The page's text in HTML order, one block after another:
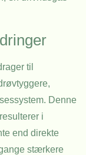
til
Denne
i
end direkte
stærkere